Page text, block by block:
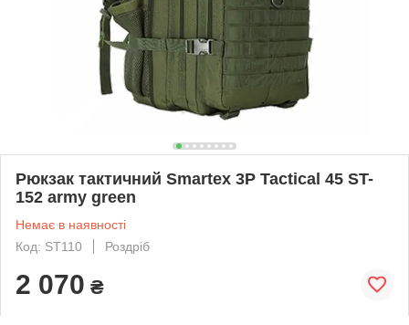
Рюкзак тактичний Smartex 3P Tactical 45 ST-
152 army green
Немає в наявності
Код: ST110
Роздріб
2 070 ₴